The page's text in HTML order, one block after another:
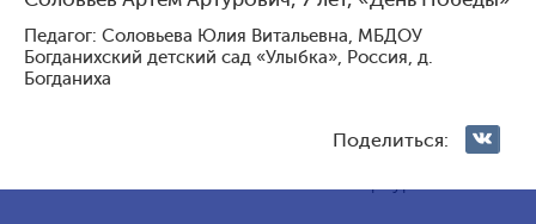
Педагог: Соловьева Юлия Витальевна, МБДОУ
Богданихский детский сад «Улыбка», Россия, д.
Богданиха
Поделиться:
Мартый-оол Анчы-Белек